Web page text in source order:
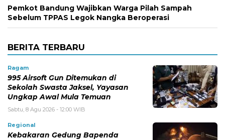
Pemkot Bandung Wajibkan Warga Pilah Sampah
Sebelum TPPAS Legok Nangka Beroperasi
BERITA TERBARU
Ragam
995 Airsoft Gun Ditemukan di
Sekolah Swasta Jaksel, Yayasan
Ungkap Awal Mula Temuan
Sabtu, 8 Agu 2026 - 12:00 WIB
Regional
Kebakaran Gedung Bapenda